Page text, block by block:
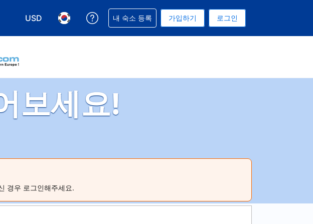
USD
통화 선택. 현재 선택된 통화는 미국 달러입니다
언어 선택. 현재 선택된 언어는 한국어입니다
예약과 관련해 도움을 받으실 수 있습니다
내 숙소 등록 가입하기 로그인
보세요!
경우 로그인해주세요.